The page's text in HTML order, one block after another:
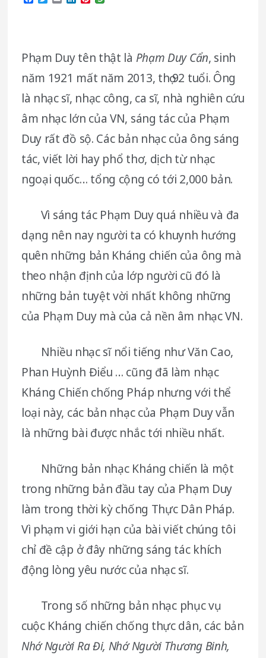
Phạm Duy tên thật là Phạm Duy Cẩn, sinh
năm 1921 mất năm 2013, thọ 92 tuổi. Ông
là nhạc sĩ, nhạc công, ca sĩ, nhà nghiên cứu
âm nhạc lớn của VN, sáng tác của Phạm
Duy rất đồ sộ. Các bản nhạc của ông sáng
tác, viết lời hay phổ thơ, dịch từ nhạc
ngoại quốc… tổng cộng có tới 2,000 bản.
Vì sáng tác Phạm Duy quá nhiều và đa
dạng nên nay người ta có khuynh hướng
quên những bản Kháng chiến của ông mà
theo nhận định của lớp người cũ đó là
những bản tuyệt vời nhất không những
của Phạm Duy mà của cả nền âm nhạc VN.
Nhiều nhạc sĩ nổi tiếng như Văn Cao,
Phan Huỳnh Điểu … cũng đã làm nhạc
Kháng Chiến chống Pháp nhưng với thể
loại này, các bản nhạc của Phạm Duy vẫn
là những bài được nhắc tới nhiều nhất.
Những bản nhạc Kháng chiến là một
trong những bản đầu tay của Phạm Duy
làm trong thời kỳ chống Thực Dân Pháp.
Vì phạm vi giới hạn của bài viết chúng tôi
chỉ đề cập ở đây những sáng tác khích
động lòng yêu nước của nhạc sĩ.
Trong số những bản nhạc phục vụ
cuộc Kháng chiến chống thực dân, các bản
Nhớ Người Ra Đi, Nhớ Người Thương Binh,